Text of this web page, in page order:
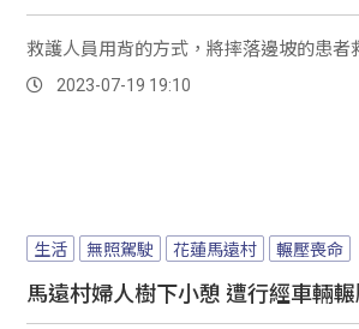
救護人員用背的方式，將摔落邊坡的患者
2023-07-19 19:10
生活 無照駕駛 花蓮馬遠村 輾壓喪命
馬遠村婦人樹下小憩 遭行經車輛